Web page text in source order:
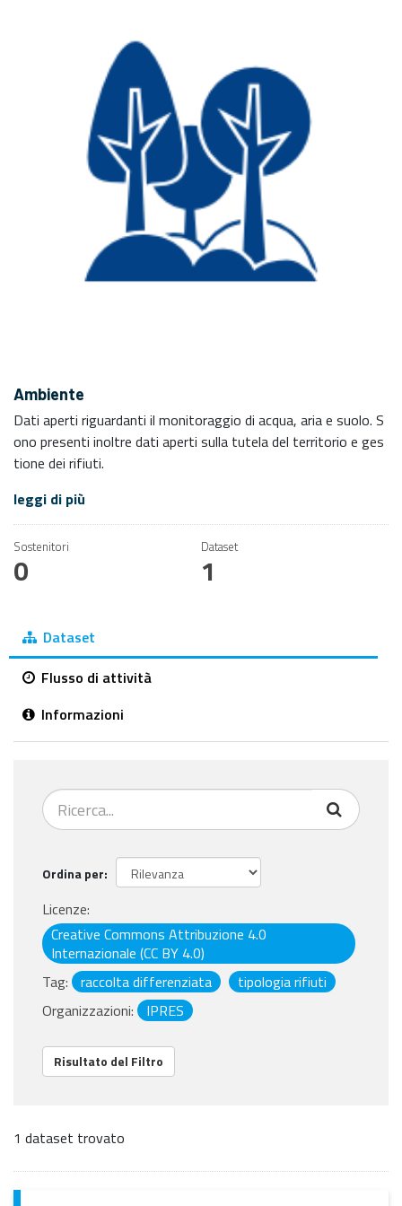
Ambiente
Dati aperti riguardanti il monitoraggio di acqua, aria e suolo. S
ono presenti inoltre dati aperti sulla tutela del territorio e ges
tione dei rifiuti.
leggi di più
Sostenitori
0
Dataset
1
Dataset
Flusso di attività
Informazioni
Ordina per
Licenze:
Creative Commons Attribuzione 4.0
Internazionale (CC BY 4.0)
Tag:
raccolta differenziata
tipologia rifiuti
Organizzazioni:
IPRES
Risultato del Filtro
1 dataset trovato